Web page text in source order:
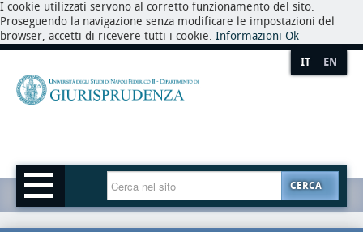
I cookie utilizzati servono al corretto funzionamento del sito.
Proseguendo la navigazione senza modificare le impostazioni del
browser, accetti di ricevere tutti i cookie. Informazioni Ok
IT EN
CERCA